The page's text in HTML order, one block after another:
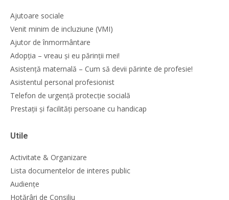
Ajutoare sociale
Venit minim de incluziune (VMI)
Ajutor de înmormântare
Adopția – vreau și eu părinții mei!
Asistență maternală – Cum să devii părinte de profesie!
Asistentul personal profesionist
Telefon de urgență protecție socială
Prestații și facilități persoane cu handicap
Utile
Activitate & Organizare
Lista documentelor de interes public
Audiențe
Hotărâri de Consiliu